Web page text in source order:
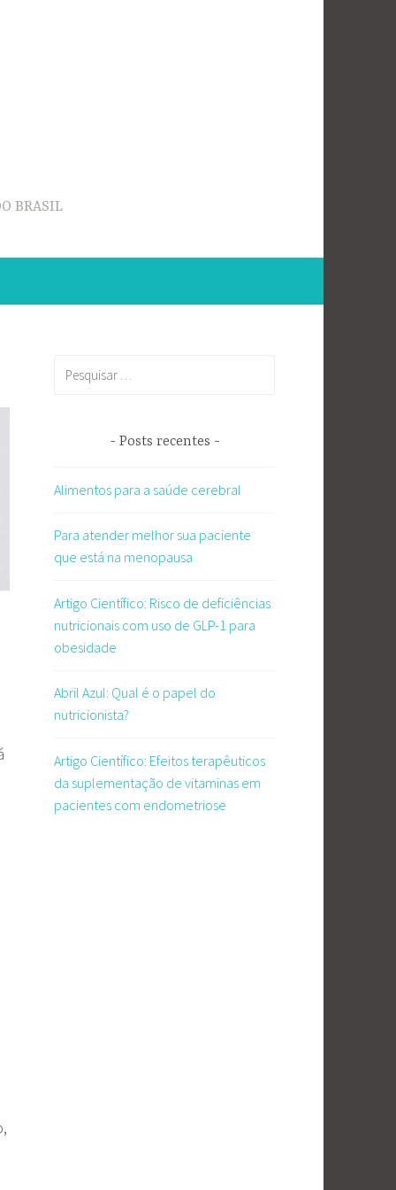
BRASIL
Posts recentes
Alimentos para a saúde cerebral
Para atender melhor sua paciente
que está na menopausa
Artigo Científico: Risco de deficiências
nutricionais com uso de GLP-1 para
obesidade
Abril Azul: Qual é o papel do
nutricionista?
Artigo Científico: Efeitos terapêuticos
da suplementação de vitaminas em
pacientes com endometriose